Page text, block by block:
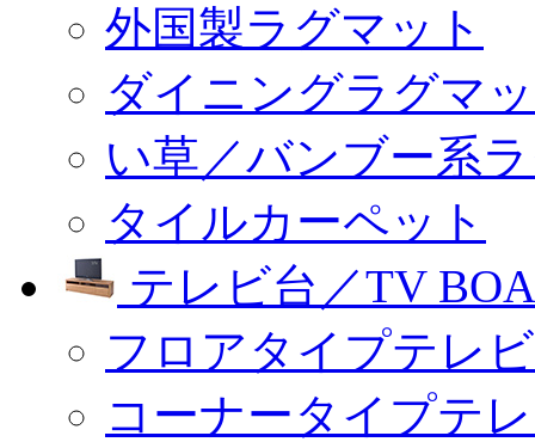
外国製ラグマット
ダイニングラグマ
い草／バンブー系
タイルカーペット
テレビ台／TV
フロアタイプテレ
コーナータイプテ